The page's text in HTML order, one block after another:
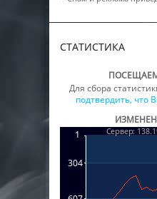
СТАТИСТИКА
Для сбора
подтвердить, что